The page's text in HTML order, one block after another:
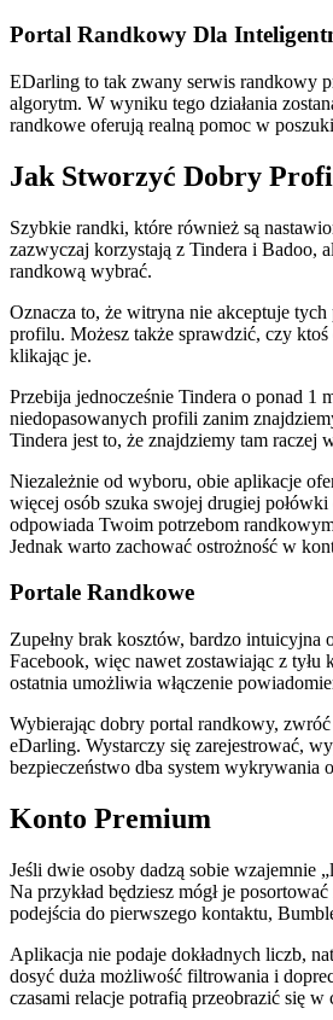
Portal Randkowy Dla
EDarling to tak zwany serwis randkowy
algorytm. W wyniku tego działania
randkowe oferują realną pomoc w
Jak Stworzyć Dobry
Szybkie randki, które również są
zazwyczaj korzystają z Tindera i Badoo,
randkową wybrać.
Oznacza to, że witryna nie akceptuje
profilu. Możesz także sprawdzić, czy
klikając je.
Przebija jednocześnie Tindera o ponad
niedopasowanych profili zanim
Tindera jest to, że znajdziemy tam raczej
Niezależnie od wyboru, obie aplikacje
więcej osób szuka swojej drugiej
odpowiada Twoim potrzebom
Jednak warto zachować ostrożność w
Portale Randkowe
Zupełny brak kosztów, bardzo intuicyjna
Facebook, więc nawet zostawiając z
ostatnia umożliwia włączenie
Wybierając dobry portal randkowy,
eDarling. Wystarczy się zarejestrować,
bezpieczeństwo dba system wykrywania
Konto Premium
Jeśli dwie osoby dadzą sobie wzajemnie
Na przykład będziesz mógł je
podejścia do pierwszego kontaktu,
Aplikacja nie podaje dokładnych liczb,
dosyć duża możliwość filtrowania i
czasami relacje potrafią przeobrazić się w